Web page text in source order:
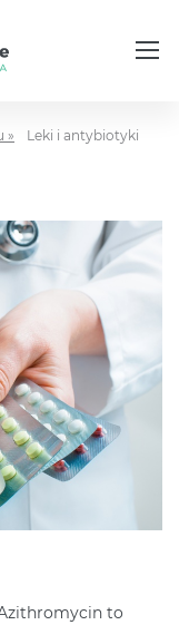
» Leki i antybiotyki
to